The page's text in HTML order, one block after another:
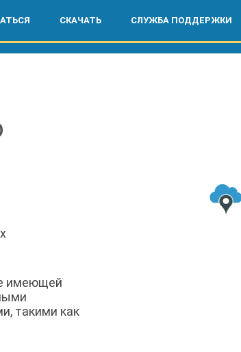
СКАЧАТЬ СЛУЖБА ПОДДЕРЖКИ
имеющей
такими как